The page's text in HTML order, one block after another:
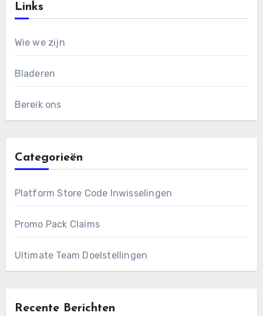
Links
Wie we zijn
Bladeren
Bereik ons
Categorieën
Platform Store Code Inwisselingen
Promo Pack Claims
Ultimate Team Doelstellingen
Recente Berichten